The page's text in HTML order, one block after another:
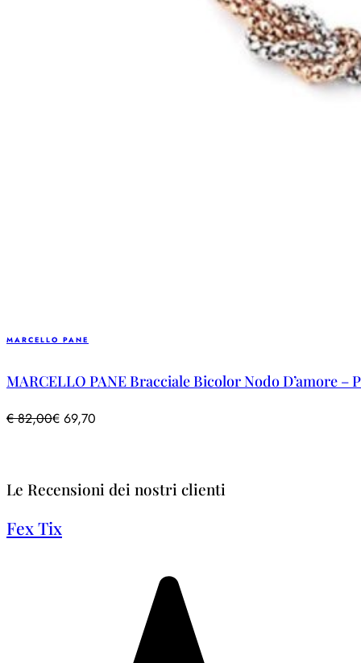
MARCELLO PANE
MARCELLO PANE Bracciale Bicolor Nodo D’amore –
€82,00€ 69,70
Le Recensioni dei nostri clienti
Fex Tix